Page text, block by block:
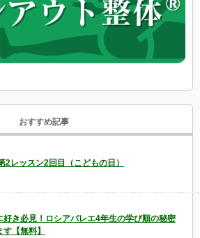
おすすめ記事
2レッスン2回目（こどもの日）
好き必見！ロシアバレエ4年生の学び順の秘密
【無料】